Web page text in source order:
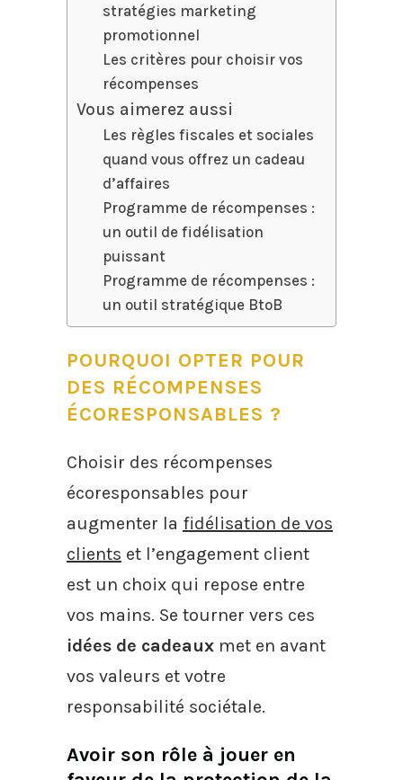
stratégies marketing
promotionnel
Les critères pour choisir vos
récompenses
Vous aimerez aussi
Les règles fiscales et sociales
quand vous offrez un cadeau
d’affaires
Programme de récompenses :
un outil de fidélisation
puissant
Programme de récompenses :
un outil stratégique BtoB
POURQUOI OPTER POUR
DES RÉCOMPENSES
ÉCORESPONSABLES ?
Choisir des récompenses
écoresponsables pour
augmenter la fidélisation de vos
clients et l’engagement client
est un choix qui repose entre
vos mains. Se tourner vers ces
idées de cadeaux met en avant
vos valeurs et votre
responsabilité sociétale.
Avoir son rôle à jouer en